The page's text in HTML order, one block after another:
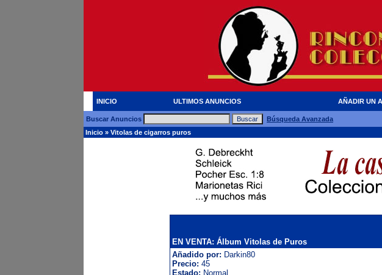
INICIO ULTIMOS ANUNCIOS AÑADIR UN
Buscar Anuncios
Búsqueda Avanzada
Inicio » Vitolas de cigarros puros
EN VENTA: Álbum Vitolas de Puros
Añadido por: Darkin80
Precio: 45
Estado: Normal